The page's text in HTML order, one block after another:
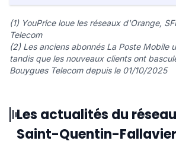
(1) YouPrice loue les réseaux d'Orange,
Telecom
(2) Les anciens abonnés La Poste Mobile
tandis que les nouveaux clients ont
Bouygues Telecom depuis le 01/10/2025
Les actualités du
Saint-Quentin-Fallavier